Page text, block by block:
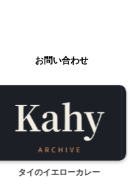
お問い合わせ
タイのイエローカレー